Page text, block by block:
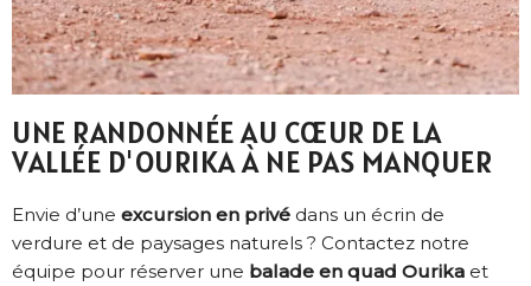
UNE RANDONNÉE AU CŒUR DE LA
VALLÉE D'OURIKA À NE PAS MANQUER
Envie d’une excursion en privé dans un écrin de
verdure et de paysages naturels ? Contactez notre
équipe pour réserver une balade en quad Ourika et